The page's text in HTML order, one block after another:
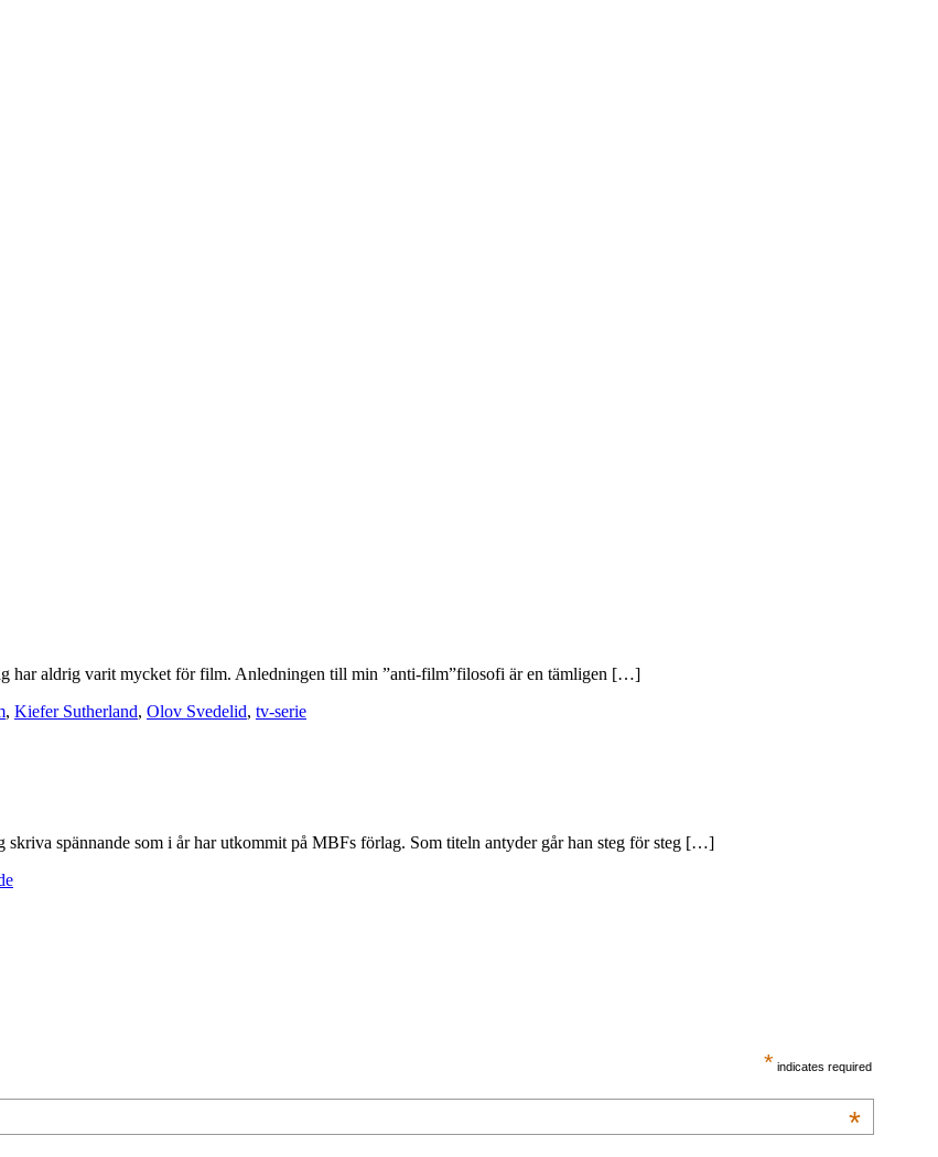
har aldrig varit mycket för film. Anledningen till min ”anti-film”filosofi är en tämligen […]
, Kiefer Sutherland, Olov Svedelid, tv-serie
spännande som i år har utkommit på MBFs förlag. Som titeln antyder går han steg för steg […]
* indicates required
*